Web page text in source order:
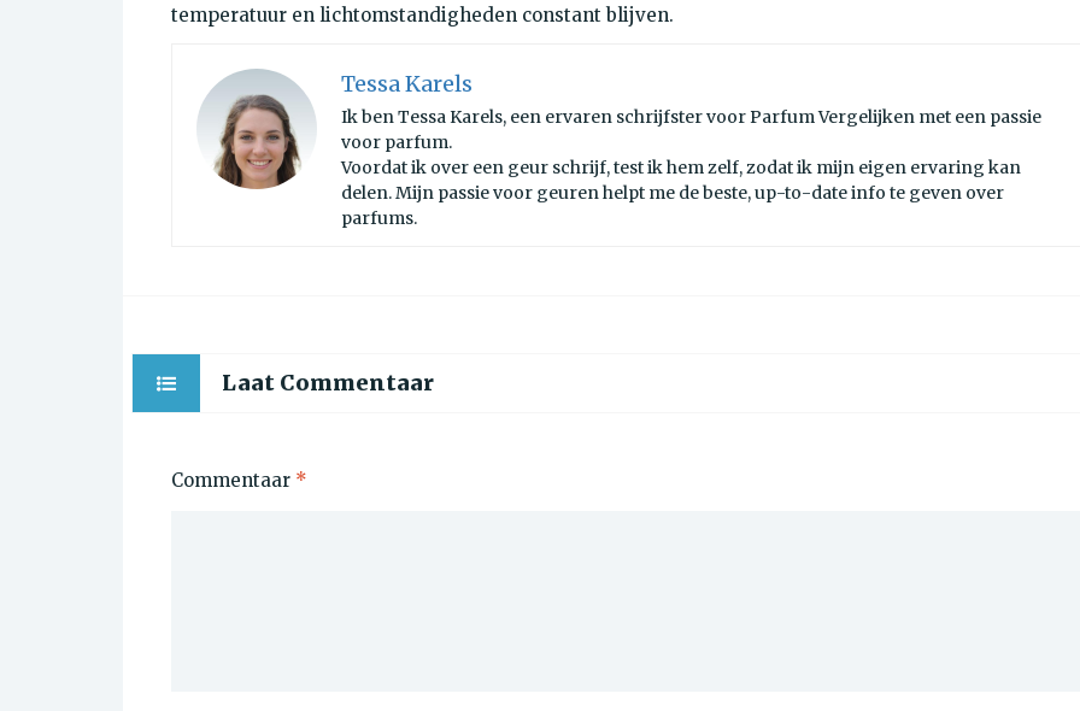
temperatuur en lichtomstandigheden constant blijven.
Tessa Karels
Ik ben Tessa Karels, een ervaren schrijfster voor Parfum Vergelijken met een passie
voor parfum.
Voordat ik over een geur schrijf, test ik hem zelf, zodat ik mijn eigen ervaring kan
delen. Mijn passie voor geuren helpt me de beste, up-to-date info te geven over
parfums.
Laat Commentaar
Commentaar *